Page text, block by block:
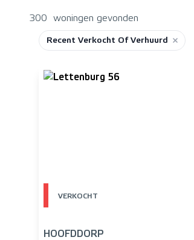
300 woningen gevonden
Recent Verkocht Of Verhuurd
VERKOCHT
HOOFDDORP